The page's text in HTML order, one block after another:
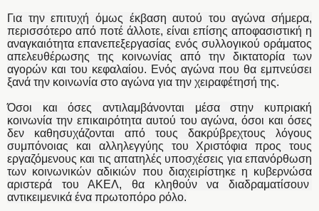
Για την επιτυχή όμως έκβαση αυτού του αγώνα σήμερα,
περισσότερο από ποτέ άλλοτε, είναι επίσης αποφασιστική η
αναγκαιότητα επανεπεξεργασίας ενός συλλογικού οράματος
απελευθέρωσης της κοινωνίας από την δικτατορία των
αγορών και του κεφαλαίου. Ενός αγώνα που θα εμπνεύσει
ξανά την κοινωνία στο αγώνα για την χειραφέτησή της.
Όσοι και όσες αντιλαμβάνονται μέσα στην κυπριακή
κοινωνία την επικαιρότητα αυτού του αγώνα, όσοι και όσες
δεν καθησυχάζονται από τους δακρύβρεχτους λόγους
συμπόνοιας και αλληλεγγύης του Χριστόφια προς τους
εργαζόμενους και τις απατηλές υποσχέσεις για επανόρθωση
των κοινωνικών αδικιών που διαχειρίστηκε η κυβερνώσα
αριστερά του ΑΚΕΛ, θα κληθούν να διαδραματίσουν
αντικειμενικά ένα πρωτοπόρο ρόλο.